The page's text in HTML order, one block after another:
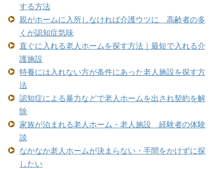
する方法
親がホームに入所しなければ介護ウツに 高齢者の多
くが認知症気味
直ぐに入れる老人ホームを探す方法｜最短で入れる介
護施設
特養には入れない方が条件にあった老人施設を探す方
法
認知症による暴力などで老人ホームを出され契約を解
除
家族が泊まれる老人ホーム・老人施設 経験者の体験
談
なかなか老人ホームが決まらない・手間をかけずに探
したい